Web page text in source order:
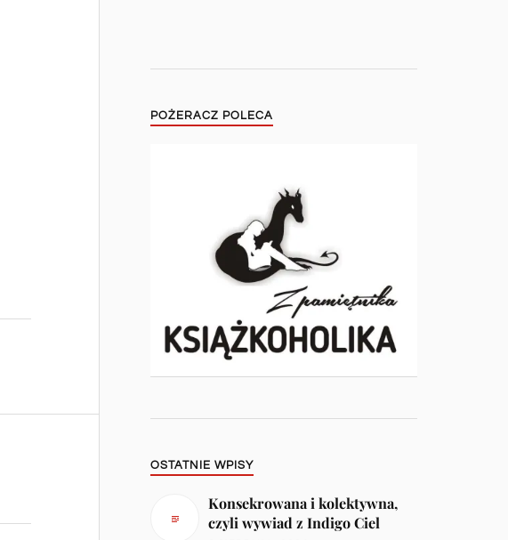
POŻERACZ POLECA
OSTATNIE WPISY
Konsekrowana i kolektywna,
czyli wywiad z Indigo Ciel